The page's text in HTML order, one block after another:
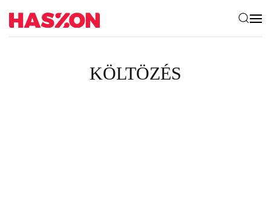
KÖLTÖZÉS